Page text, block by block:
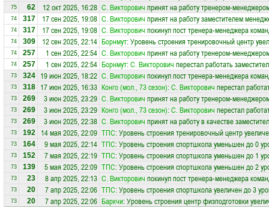
75 62 12 окт 2025, 16:28 С. Викторович принят на работу тренером-
74 317 17 сен 2025, 19:08 С. Викторович принят на работу заместителем
74 317 17 сен 2025, 19:08 С. Викторович покинул пост тренера-менеджера
74 309 12 сен 2025, 22:14 Борнмут: Уровень строения тренировочный центр
74 257 1 сен 2025, 22:54 С. Викторович принят на работу тренером-
74 257 1 сен 2025, 22:54 Борнмут: С. Викторович перестал работать
73 324 19 июн 2025, 18:22 С. Викторович покинул пост тренера-менеджера
73 318 17 июн 2025, 16:33 Конго (мол., 73 сезон): С. Викторович перестал
73 269 3 июн 2025, 23:29 С. Викторович принят на работу тренером-
73 269 3 июн 2025, 23:29 Конго (мол., 73 сезон): С. Викторович перестал
73 269 3 июн 2025, 22:38 С. Викторович принят на работу в качестве
73 192 14 мая 2025, 22:09 ТПС: Уровень строения тренировочный центр
73 164 9 мая 2025, 22:14 ТПС: Уровень строения спортшкола уменьшен до 0
73 152 7 мая 2025, 22:19 ТПС: Уровень строения спортшкола уменьшен до 1
73 139 5 мая 2025, 22:09 ТПС: Уровень строения спортшкола уменьшен до 2
73 23 8 апр 2025, 22:13 С. Викторович покинул пост тренера-менеджера
73 20 7 апр 2025, 22:06 ТПС: Уровень строения спортшкола увеличен до 3
73 20 7 апр 2025, 22:06 Баркчи: Уровень строения центр физподготовки